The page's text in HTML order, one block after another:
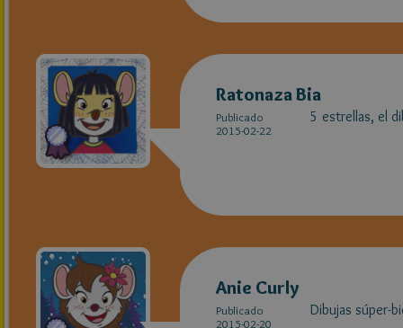
Ratonaza Bia
Publicado
2015-02-22
5 estrellas, el
Anie Curly
Publicado
2015-02-20
Dibujas súper-